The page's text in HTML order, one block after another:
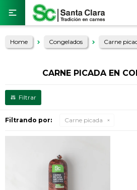

Home Congelados Carne
CARNE PICADA EN
Filtrando por: Carne picada